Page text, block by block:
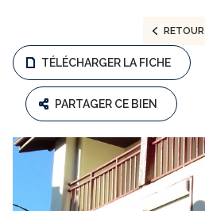
RETOUR
TÉLÉCHARGER LA FICHE
PARTAGER CE BIEN